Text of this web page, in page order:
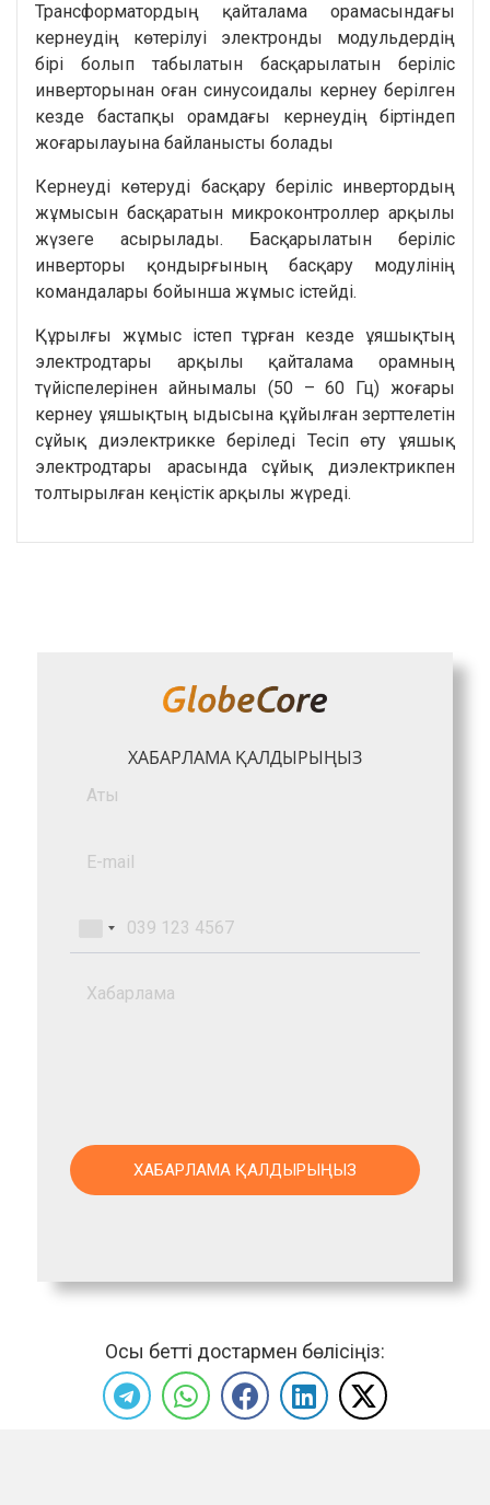
Трансформатордың қайталама орамасындағы
кернеудің көтерілуі электронды модульдердің
бірі болып табылатын басқарылатын беріліс
инверторынан оған синусоидалы кернеу берілген
кезде бастапқы орамдағы кернеудің біртіндеп
жоғарылауына байланысты болады
Кернеуді көтеруді басқару беріліс инвертордың
жұмысын басқаратын микроконтроллер арқылы
жүзеге асырылады. Басқарылатын беріліс
инверторы қондырғының басқару модулінің
командалары бойынша жұмыс істейді.
Құрылғы жұмыс істеп тұрған кезде ұяшықтың
электродтары арқылы қайталама орамның
түйіспелерінен айнымалы (50 – 60 Гц) жоғары
кернеу ұяшықтың ыдысына құйылған зерттелетін
сұйық диэлектрикке беріледі Тесіп өту ұяшық
электродтары арасында сұйық диэлектрикпен
толтырылған кеңістік арқылы жүреді.
ХАБАРЛАМА ҚАЛДЫРЫҢЫЗ
Осы бетті достармен бөлісіңіз: